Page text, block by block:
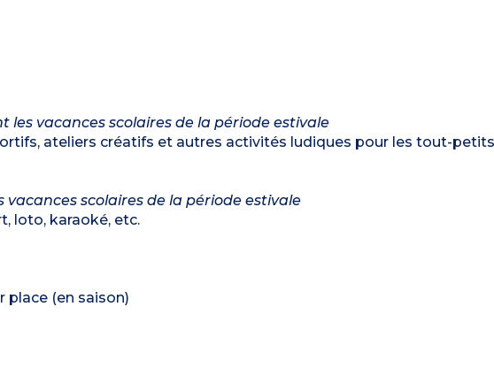
les vacances scolaires de la période estivale
ateliers créatifs et autres activités ludiques pour les tout-
vacances scolaires de la période estivale
loto, karaoké, etc.
place (en saison)